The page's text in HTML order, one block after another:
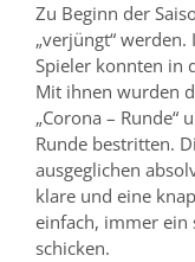
Zu Beginn der
„verjüngt“
Spieler konnten in
Mit ihnen wurden
„Corona – Runde“
Runde bestritten.
ausgeglichen
klare und eine
einfach, immer ein
schicken.